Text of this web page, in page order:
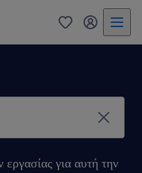
0 my
εργασίας για αυτή την